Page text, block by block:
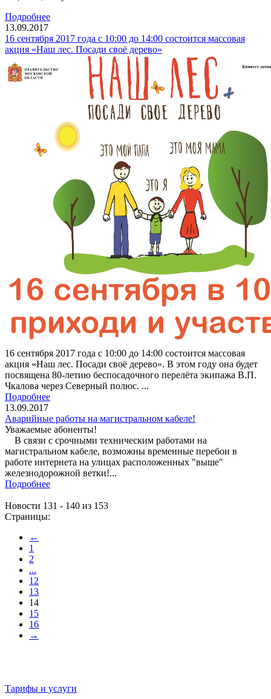
Подробнее
13.09.2017
16 сентября 2017 года с 10:00 до 14:00 состоится массовая
акция «Наш лес. Посади своё дерево»
16 сентября 2017 года с 10:00 до 14:00 состоится массовая
акция «Наш лес. Посади своё дерево». В этом году она будет
посвящена 80-летию беспосадочного перелёта экипажа В.П.
Чкалова через Северный полюс. ...
Подробнее
13.09.2017
Аварийные работы на магистральном кабеле!
Уважаемые абоненты!
В связи с срочными техническим работами на
магистральном кабеле, возможны временные перебои в
работе интернета на улицах расположенных "выше"
железнодорожной ветки!...
Подробнее
Новости 131 - 140 из 153
Страницы:
←
1
2
...
12
13
14
15
16
→
Тарифы и услуги